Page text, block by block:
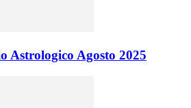
Astrologico Agosto 2025